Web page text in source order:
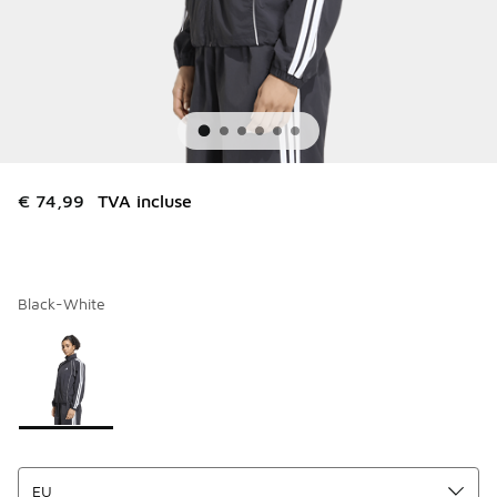
€ 74,99 TVA incluse
Black-White
Page 1 sur 1 affichant 1 à 1 des 1 couleurs.
Merci de sélectionner un style